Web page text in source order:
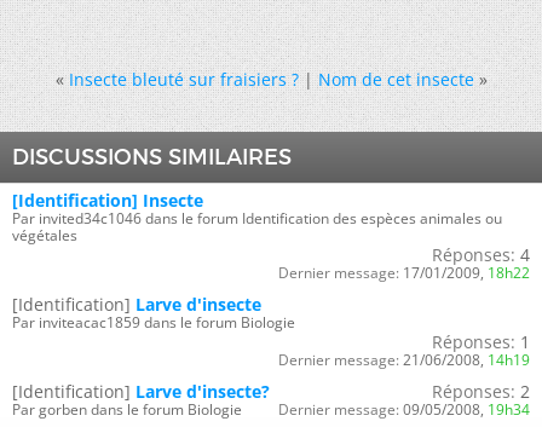
« Insecte bleuté sur fraisiers ?|Nom de cet insecte »
DISCUSSIONS SIMILAIRES
[Identification] Insecte
Par invited34c1046 dans le forum Identification des espèces animales ou
végétales
Réponses: 4
Dernier message: 17/01/2009, 18h22
[Identification] Larve d'insecte
Par inviteacac1859 dans le forum Biologie
Réponses: 1
Dernier message: 21/06/2008, 14h19
[Identification] Larve d'insecte?
Par gorben dans le forum Biologie
Réponses: 2
Dernier message: 09/05/2008, 19h34